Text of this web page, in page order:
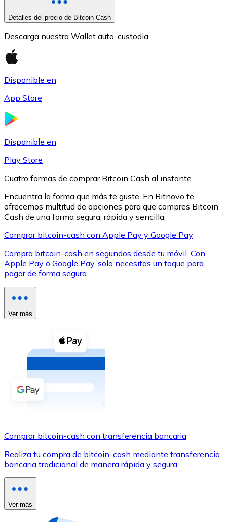
XRP
XRP
Efectivo
Comprar con efectivo
Transferencia SEPA
Añade fondos a tu cuenta Bitnovo o realiza compras
Utiliza tarjetas Visa y Mastercard para comprar
Comprar con tarjeta
Tienda - Tarjetas regalo
Compra tarjetas regalo de tus marcas favoritas con
Detalles del precio de Bitcoin Cash
Descarga nuestra Wallet auto-custodia
Disponible en
App Store
Disponible en
Play Store
Cuatro formas de comprar Bitcoin Cash al instante
Encuentra la forma que más te guste. En Bitnovo te
ofrecemos multitud de opciones para que compres Bitcoin
Cash de una forma segura, rápida y sencilla.
Comprar bitcoin-cash con Apple Pay y Google Pay
Compra bitcoin-cash en segundos desde tu móvil. Con
Apple Pay o Google Pay, solo necesitas un toque para
pagar de forma segura.
Ver más
Comprar bitcoin-cash con transferencia bancaria
Realiza tu compra de bitcoin-cash mediante transferencia
bancaria tradicional de manera rápida y segura.
Ver más